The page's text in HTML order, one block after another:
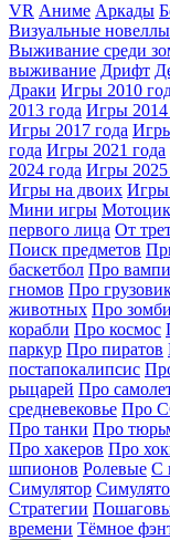
VR Аниме Аркады
Визуальные новеллы
Выживание среди
выживание Дрифт
Драки Игры 2010
2013 года Игры 2014
Игры 2017 года
года Игры 2021 года
2024 года Игры 2025
Игры на двоих Игры
Мини игры
первого лица От
Поиск предметов
баскетбол Про
гномов Про
животных Про зомби
корабли Про космос
паркур Про пиратов
постапокалипсис
рыцарей Про
средневековье Про
Про танки Про
Про хакеров Про
шпионов Ролевые С
Симулятор
Стратегии
времени Тёмное